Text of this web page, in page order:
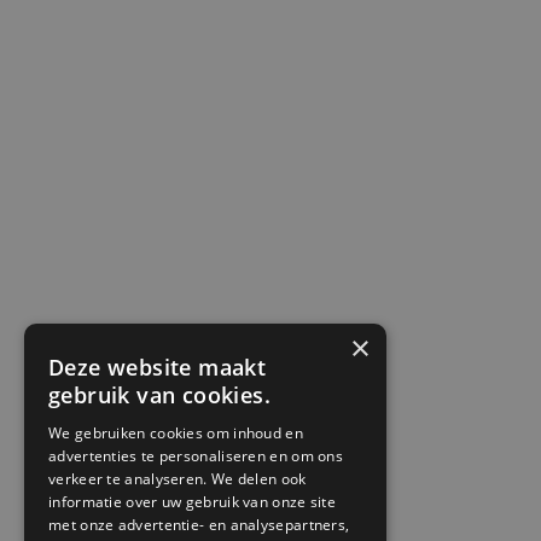
×
Deze website maakt
gebruik van cookies.
We gebruiken cookies om inhoud en
advertenties te personaliseren en om ons
verkeer te analyseren. We delen ook
informatie over uw gebruik van onze site
met onze advertentie- en analysepartners,